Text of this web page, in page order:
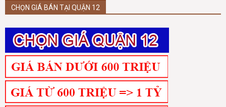
CHỌN GIÁ BÁN TẠI QUẬN 12